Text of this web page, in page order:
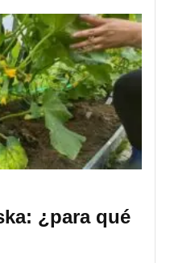
¿para qué